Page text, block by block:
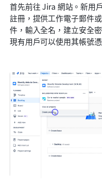
首先前往 Jira 網站。新用
註冊，提供工作電子郵件
件，輸入全名，建立安全
現有用戶可以使用其帳號